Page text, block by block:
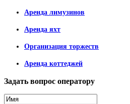
Аренда лимузинов
Аренда яхт
Организация торжеств
Аренда коттеджей
Задать вопрос оператору